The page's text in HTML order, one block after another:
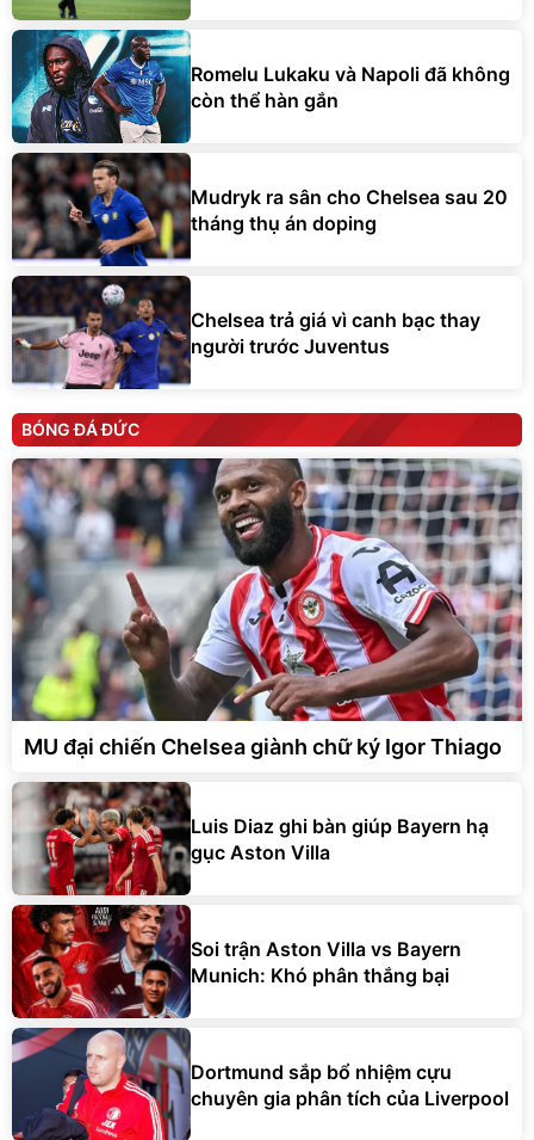
Romelu Lukaku và Napoli đã không
còn thể hàn gắn
Mudryk ra sân cho Chelsea sau 20
tháng thụ án doping
Chelsea trả giá vì canh bạc thay
người trước Juventus
BÓNG ĐÁ ĐỨC
MU đại chiến Chelsea giành chữ ký Igor Thiago
Luis Diaz ghi bàn giúp Bayern hạ
gục Aston Villa
Soi trận Aston Villa vs Bayern
Munich: Khó phân thắng bại
Dortmund sắp bổ nhiệm cựu
chuyên gia phân tích của Liverpool